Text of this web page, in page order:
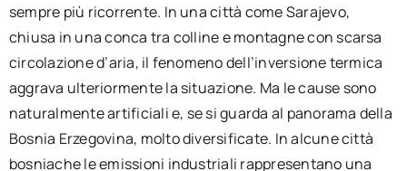
sempre più ricorrente. In una città come Sarajevo,
chiusa in una conca tra colline e montagne con scarsa
circolazione d’aria, il fenomeno dell’inversione termica
aggrava ulteriormente la situazione. Ma le cause sono
naturalmente artificiali e, se si guarda al panorama della
Bosnia Erzegovina, molto diversificate. In alcune città
bosniache le emissioni industriali rappresentano una